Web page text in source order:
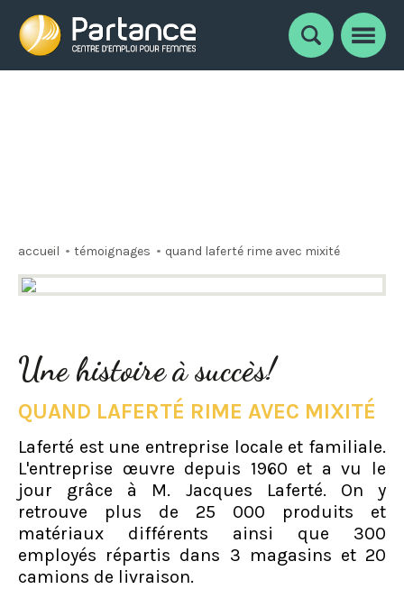
Notre équipe
Faire carrière chez Partance
accueil témoignages quand laferté rime avec mixité
Une histoire à succès!
QUAND LAFERTÉ RIME AVEC MIXITÉ
Laferté est une entreprise locale et familiale.
L'entreprise œuvre depuis 1960 et a vu le
jour grâce à M. Jacques Laferté. On y
retrouve plus de 25 000 produits et
matériaux différents ainsi que 300
employés répartis dans 3 magasins et 20
camions de livraison.